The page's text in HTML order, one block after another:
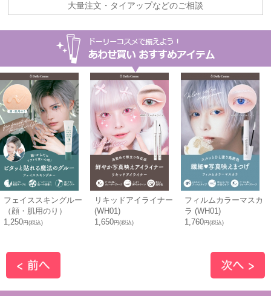
大量注文・タイアップなどのご相談
フェイススキングルー
（顔・肌用のり）
1,250円(税込)
リキッドアイライナー
(WH01)
1,650円(税込)
フィルムカラーマスカ
ラ (WH01)
1,760円(税込)